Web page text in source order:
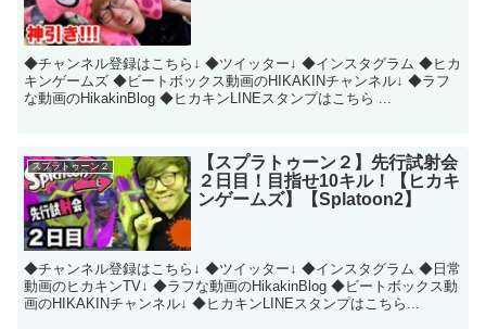
◆チャンネル登録はこちら↓ ◆ツイッター↓ ◆インスタグラム ◆ヒカ
キンゲームズ ◆ビートボックス動画のHIKAKINチャンネル↓ ◆ラフ
な動画のHikakinBlog ◆ヒカキンLINEスタンプはこちら ...
スプラトゥーン２
【スプラトゥーン２】先行試射会
２日目！目指せ10キル！【ヒカキ
ンゲームズ】【Splatoon2】
◆チャンネル登録はこちら↓ ◆ツイッター↓ ◆インスタグラム ◆日常
動画のヒカキンTV↓ ◆ラフな動画のHikakinBlog ◆ビートボックス動
画のHIKAKINチャンネル↓ ◆ヒカキンLINEスタンプはこちら...